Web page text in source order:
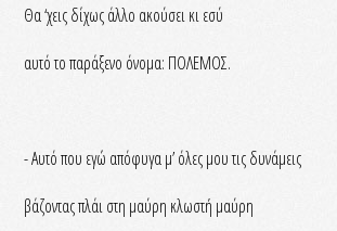
Θα ‘χεις δίχως άλλο ακούσει κι εσύ
αυτό το παράξενο όνομα: ΠΟΛΕΜΟΣ.
- Αυτό που εγώ απόφυγα μ’ όλες μου τις δυνάμεις
βάζοντας πλάι στη μαύρη κλωστή μαύρη